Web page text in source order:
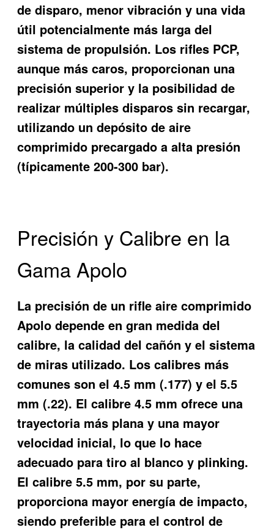
de disparo, menor vibración y una vida
útil potencialmente más larga del
sistema de propulsión. Los rifles PCP,
aunque más caros, proporcionan una
precisión superior y la posibilidad de
realizar múltiples disparos sin recargar,
utilizando un depósito de aire
comprimido precargado a alta presión
(típicamente 200-300 bar).
Precisión y Calibre en la
Gama Apolo
La precisión de un rifle aire comprimido
Apolo depende en gran medida del
calibre, la calidad del cañón y el sistema
de miras utilizado. Los calibres más
comunes son el 4.5 mm (.177) y el 5.5
mm (.22). El calibre 4.5 mm ofrece una
trayectoria más plana y una mayor
velocidad inicial, lo que lo hace
adecuado para tiro al blanco y plinking.
El calibre 5.5 mm, por su parte,
proporciona mayor energía de impacto,
siendo preferible para el control de